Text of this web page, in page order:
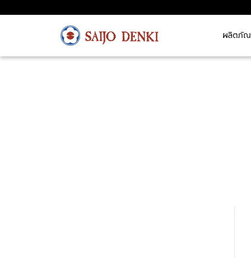
ผลิตภั